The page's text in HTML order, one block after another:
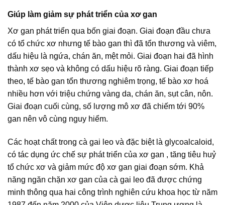
Giúp làm giảm sự phát triển của xơ gan
Xơ gan phát triển qua bốn giai đoạn. Giai đoạn đầu chưa
có tổ chức xơ nhưng tế bào gan thì đã tổn thương và viêm,
dấu hiệu là ngứa, chán ăn, mệt mỏi. Giai đoạn hai đã hình
thành xơ sẹo và không có dấu hiệu rõ ràng. Giai đoạn tiếp
theo, tế bào gan tổn thương nghiêm trọng, tế bào xơ hoá
nhiều hơn với triệu chứng vàng da, chán ăn, sụt cân, nôn.
Giai đoạn cuối cùng, số lượng mô xơ đã chiếm tới 90%
gan nên vô cùng nguy hiểm.
Các hoạt chất trong cà gai leo và đặc biệt là glycoalcaloid,
có tác dụng ức chế sự phát triển của xơ gan , tăng tiêu huỷ
tổ chức xơ và giảm mức độ xơ gan giai đoạn sớm. Khả
năng ngăn chặn xơ gan của cà gai leo đã được chứng
minh thông qua hai công trình nghiên cứu khoa học từ năm